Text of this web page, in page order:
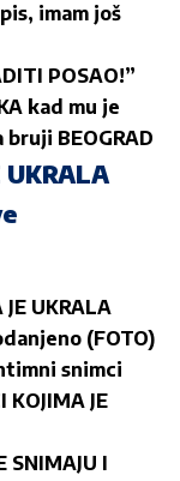
imam još
POSAO!”
kad mu je
bruji BEOGRAD
UKRALA
JE UKRALA
(FOTO)
snimci
JE
SNIMAJU I